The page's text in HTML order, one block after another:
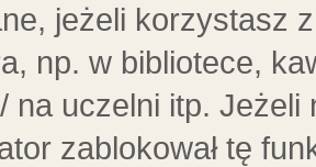
jeżeli korzystasz
np. w bibliotece,
na uczelni itp.
zablokował tę